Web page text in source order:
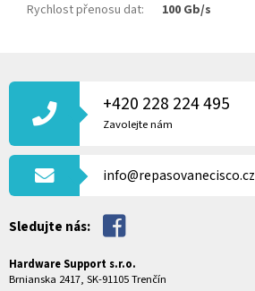
Rychlost přenosu dat: 100 Gb/s
Á
T
+420 228 224 495
Zavolejte nám
info@repasovanecisco.cz
Sledujte nás:
Hardware Support s.r.o.
Brnianska 2417, SK-91105 Trenčín